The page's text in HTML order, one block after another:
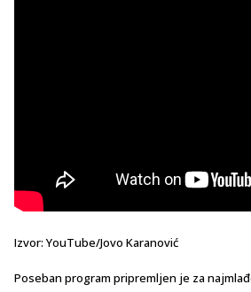
Izvor: YouTube/Jovo Karanović
Poseban program pripremljen je za